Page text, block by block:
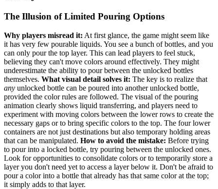
The Illusion of Limited Pouring Options
Why players misread it: At first glance, the game might seem like
it has very few pourable liquids. You see a bunch of bottles, and you
can only pour the top layer. This can lead players to feel stuck,
believing they can't move colors around effectively. They might
underestimate the ability to pour between the unlocked bottles
themselves. What visual detail solves it: The key is to realize that
any unlocked bottle can be poured into another unlocked bottle,
provided the color rules are followed. The visual of the pouring
animation clearly shows liquid transferring, and players need to
experiment with moving colors between the lower rows to create the
necessary gaps or to bring specific colors to the top. The four lower
containers are not just destinations but also temporary holding areas
that can be manipulated. How to avoid the mistake: Before trying
to pour into a locked bottle, try pouring between the unlocked ones.
Look for opportunities to consolidate colors or to temporarily store a
layer you don't need yet to access a layer below it. Don't be afraid to
pour a color into a bottle that already has that same color at the top;
it simply adds to that layer.